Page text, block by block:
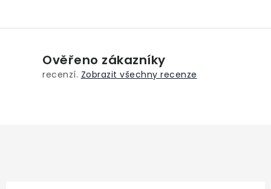
Ověřeno zákazníky
recenzí. Zobrazit všechny recenze